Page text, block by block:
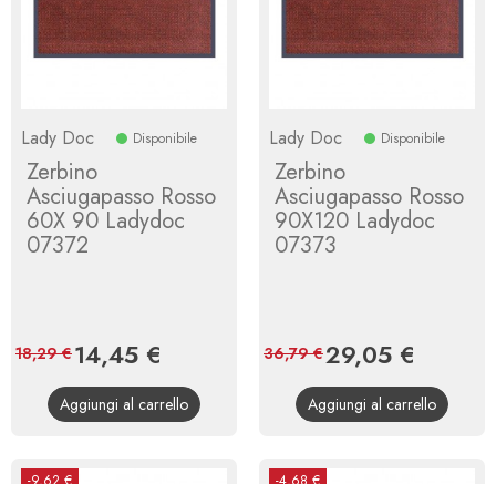
Lady Doc Disponibile
Zerbino
Asciugapasso Rosso
60X 90 Ladydoc
07372
Prezzo
14,45 €
base
18,29 €
Aggiungi al carrello
Lady Doc Disponibile
Zerbino
Asciugapasso Rosso
90X120 Ladydoc
07373
Prezzo
29,05 €
base
36,79 €
Aggiungi al carrello